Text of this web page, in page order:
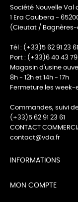
Société Nouvelle Val
1 Era Caubera -
(Cieutat /
Tél : (+33)5 62 91 23 61
Port : (+33)6 40 43
Magasin d'usine
8h - 12h et 14h - 17h
Fermeture les week-
Commandes, suivi
(+33)5 62 91 23 61
CONTACT
contact@vda.fr
INFORMATIONS
MON COMPTE